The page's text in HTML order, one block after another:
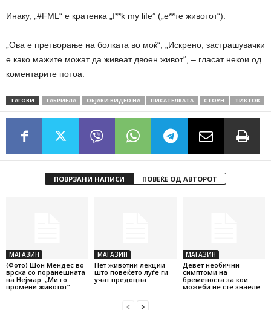
Инаку, „#FML“ е кратенка „f**k my life” („е**те животот“).
„Ова е претворање на болката во моќ“, „Искрено, застрашувачки
е како мажите можат да живеат двоен живот“, – гласат некои од
коментарите потоа.
ТАГОВИ ГАБРИЕЛА ОБЈАВИ ВИДЕО НА ПИСАТЕЛКАТА СТОУН ТИКТОК
ПОВРЗАНИ НАПИСИ ПОВЕЌЕ ОД АВТОРОТ
МАГАЗИН
(Фото) Шон Мендес во
врска со поранешната
на Нејмар: „Ми го
промени животот“
МАГАЗИН
Пет животни лекции
што повеќето луѓе ги
учат предоцна
МАГАЗИН
Девет необични
симптоми на
бременоста за кои
можеби не сте знаеле